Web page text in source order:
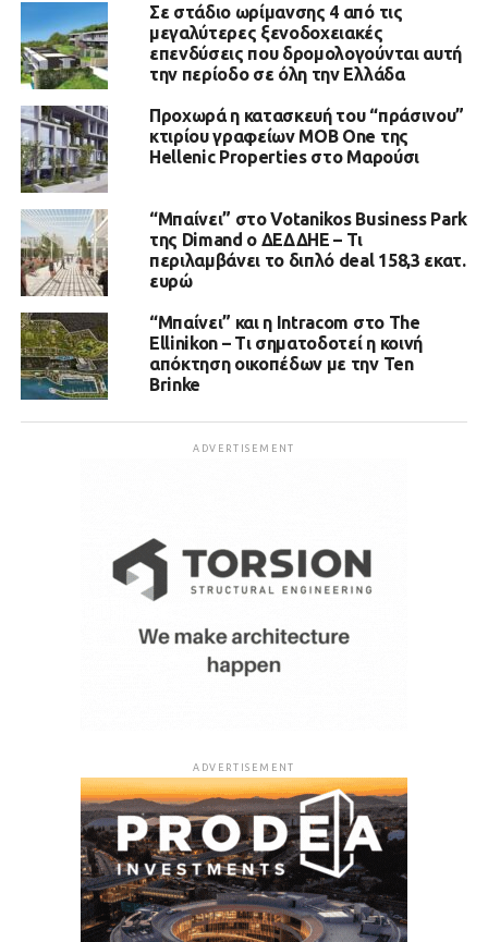
Σε στάδιο ωρίμανσης 4 από τις
μεγαλύτερες ξενοδοχειακές
επενδύσεις που δρομολογούνται αυτή
την περίοδο σε όλη την Ελλάδα
Προχωρά η κατασκευή του “πράσινου”
κτιρίου γραφείων MOB One της
Hellenic Properties στο Μαρούσι
“Μπαίνει” στο Votanikos Business Park
της Dimand ο ΔΕΔΔΗΕ – Τι
περιλαμβάνει το διπλό deal 158,3 εκατ.
ευρώ
“Μπαίνει” και η Intracom στο The
Ellinikon – Τι σηματοδοτεί η κοινή
απόκτηση οικοπέδων με την Ten
Brinke
ADVERTISEMENT
ADVERTISEMENT